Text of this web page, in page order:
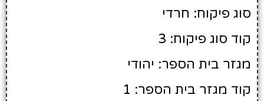
סוג פיקוח: חרדי
קוד סוג פיקוח: 3
מגזר בית הספר: יהודי
קוד מגזר בית הספר: 1